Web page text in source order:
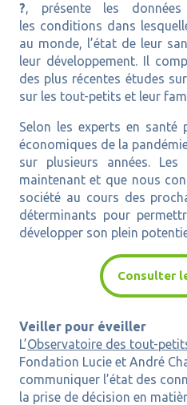
?, présente les
les conditions dans
au monde, l’état de leur
leur développement. Il
des plus récentes études
sur les tout-petits et leur
Selon les experts en santé
économiques de la
sur plusieurs années.
maintenant et que nous
société au cours des
déterminants pour
développer son plein
Consulter
Veiller pour éveiller
L’Observatoire des tout-
Fondation Lucie et André
communiquer l’état des
la prise de décision en